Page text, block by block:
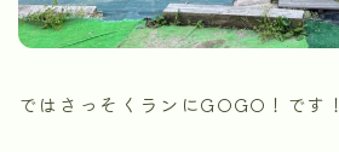
ではさっそくランにGOGO！です！